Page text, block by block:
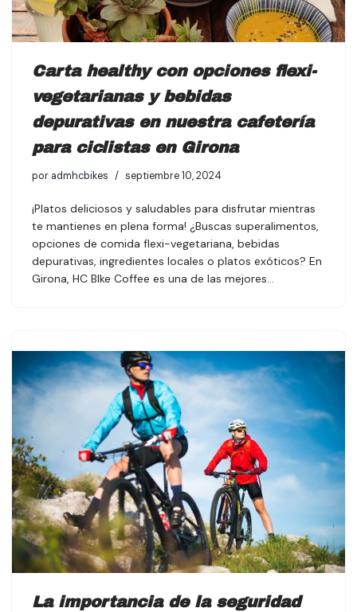
Carta healthy con opciones flexi-
vegetarianas y bebidas
depurativas en nuestra cafetería
para ciclistas en Girona
por admhcbikes septiembre 10, 2024
¡Platos deliciosos y saludables para disfrutar mientras
te mantienes en plena forma! ¿Buscas superalimentos,
opciones de comida flexi-vegetariana, bebidas
depurativas, ingredientes locales o platos exóticos? En
Girona, HC BIke Coffee es una de las mejores…
La importancia de la seguridad